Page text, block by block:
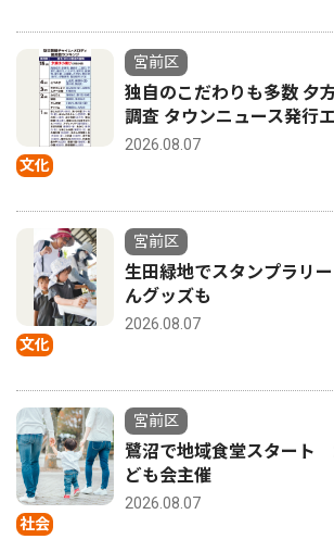
文化
宮前区
独自のこだわりも多数 夕
調査 タウンニュース発行
2026.08.07
文化
宮前区
生田緑地でスタンプラリ
んグッズも
2026.08.07
社会
宮前区
鷺沼で地域食堂スタート
ども会主催
2026.08.07